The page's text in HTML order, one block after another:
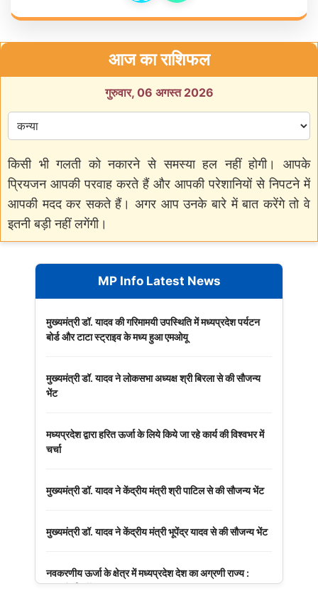
आज का राशिफल
गुरुवार, 06 अगस्त 2026
किसी भी गलती को नकारने से समस्या हल नहीं होगी। आपके
प्रियजन आपकी परवाह करते हैं और आपकी परेशानियों से निपटने में
आपकी मदद कर सकते हैं। अगर आप उनके बारे में बात करेंगे तो वे
इतनी बड़ी नहीं लगेंगी।
MP Info Latest News
मुख्यमंत्री डॉ. यादव की गरिमामयी उपस्थिति में मध्यप्रदेश पर्यटन
बोर्ड और टाटा स्ट्राइव के मध्य हुआ एमओयू
मुख्यमंत्री डॉ. यादव ने लोकसभा अध्यक्ष श्री बिरला से की सौजन्य
भेंट
मध्यप्रदेश द्वारा हरित ऊर्जा के लिये किये जा रहे कार्य की विश्वभर में
चर्चा
मुख्यमंत्री डॉ. यादव ने केंद्रीय मंत्री श्री पाटिल से की सौजन्य भेंट
मुख्यमंत्री डॉ. यादव ने केंद्रीय मंत्री भूपेंद्र यादव से की सौजन्य भेंट
नवकरणीय ऊर्जा के क्षेत्र में मध्यप्रदेश देश का अग्रणी राज्य :
मुख्यमंत्री डॉ. यादव